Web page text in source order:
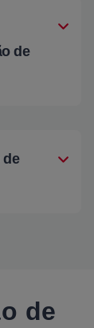
de
de
de